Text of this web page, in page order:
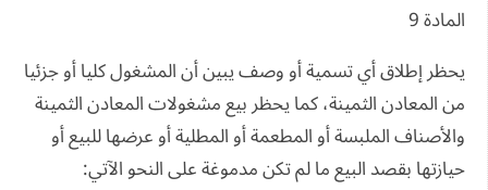
المادة 9
يحظر إطلاق أي تسمية أو وصف يبين أن المشغول كليا أو جزئيا
من المعادن الثمينة، كما يحظر بيع مشغولات المعادن الثمينة
والأصناف الملبسة أو المطعمة أو المطلية أو عرضها للبيع أو
حيازتها بقصد البيع ما لم تكن مدموغة على النحو الآتي: